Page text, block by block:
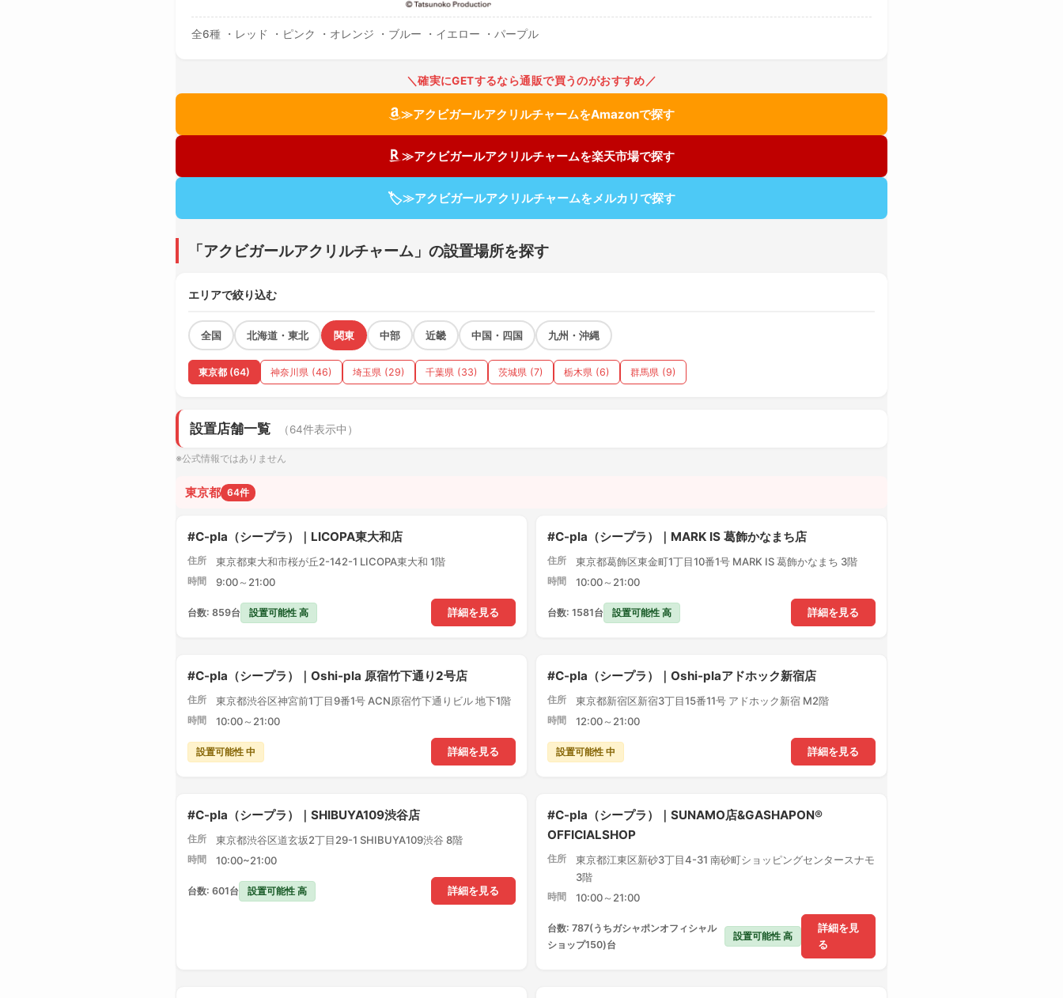
全6種 ・レッド ・ピンク ・オレンジ ・ブルー ・イエロー ・パープル
＼確実にGETするなら通販で買うのがおすすめ／
≫アクビガールアクリルチャームをAmazonで探す
≫アクビガールアクリルチャームを楽天市場で探す
🏷≫アクビガールアクリルチャームをメルカリで探す
「アクビガールアクリルチャーム」の設置場所を探す
エリアで絞り込む
全国 北海道・東北 関東 中部 近畿 中国・四国 九州・沖縄
東京都 (64) 神奈川県 (46) 埼玉県 (29) 千葉県 (33) 茨城県 (7) 栃木県 (6) 群馬県 (9)
設置店舗一覧 （64件表示中）
※公式情報ではありません
東京都 64件
#C-pla（シープラ）｜LICOPA東大和店
住所 東京都東大和市桜が丘2-142-1 LICOPA東大和 1階
時間 9:00～21:00
詳細を見る
台数: 859台 設置可能性 高
#C-pla（シープラ）｜MARK IS 葛飾かなまち店
住所 東京都葛飾区東金町1丁目10番1号 MARK IS 葛飾かなまち 3階
時間 10:00～21:00
詳細を見る
台数: 1581台 設置可能性 高
#C-pla（シープラ）｜Oshi-pla 原宿竹下通り2号店
住所 東京都渋谷区神宮前1丁目9番1号 ACN原宿竹下通りビル 地下1階
時間 10:00～21:00
詳細を見る
設置可能性 中
#C-pla（シープラ）｜Oshi-plaアドホック新宿店
住所 東京都新宿区新宿3丁目15番11号 アドホック新宿 M2階
時間 12:00～21:00
詳細を見る
設置可能性 中
#C-pla（シープラ）｜SHIBUYA109渋谷店
住所 東京都渋谷区道玄坂2丁目29-1 SHIBUYA109渋谷 8階
時間 10:00~21:00
詳細を見る
台数: 601台 設置可能性 高
#C-pla（シープラ）｜SUNAMO店&GASHAPON®
OFFICIALSHOP
住所
東京都江東区新砂3丁目4-31 南砂町ショッピングセンタースナモ
3階
時間 10:00～21:00
詳細を見
る
台数: 787(うちガシャポンオフィシャル
ショップ150)台
設置可能性 高